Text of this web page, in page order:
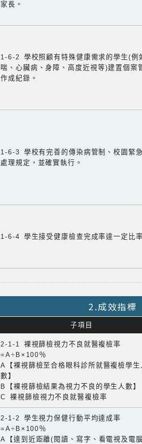
家長。
1-6-2 學校照顧有特殊健康需求的學生(例
喘、心臟病、身障、高度近視等)建置個案
作成紀錄。
1-6-3 學校有完善的傳染病管制、校園緊
處理規定，並確實執行。
1-6-4 學生接受健康檢查完成率達一定比率
2.成效指標
子項目
2-1-1 裸視篩檢視力不良就醫複檢率
=A÷B×100％
A【裸視篩檢至合格眼科診所就醫複檢學生
數】
B【裸視篩檢結果為視力不良的學生人數】
C 裸視篩檢視力不良就醫複檢率
2-1-2 學生視力保健行動平均達成率
=A÷B×100％
A【達到近距離(閱讀、寫字、看電視及電